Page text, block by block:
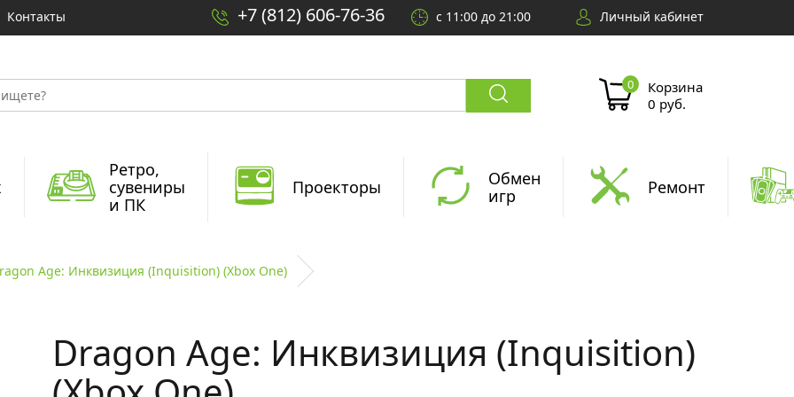
Контакты +7 (812) 606-76-36 с 11:00 до 21:00 Личный кабинет
Корзина
0 руб.
Ретро,
сувениры
и ПК
Проекторы
Обмен
игр
Ремонт
Age: Инквизиция (Inquisition) (Xbox One)
Dragon Age: Инквизиция (Inquisition)